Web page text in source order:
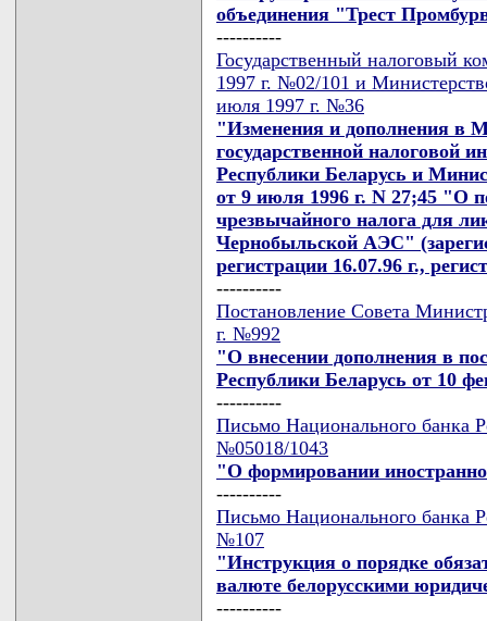
объединения "Трест
----------
Государственный налоговый
1997 г. №02/101 и
июля 1997 г. №36
"Изменения и дополнения в
государственной налоговой
Республики Беларусь и
от 9 июля 1996 г. N 27;45 "О
чрезвычайного налога для
Чернобыльской АЭС"
регистрации 16.07.96 г.,
----------
Постановление Совета
г. №992
"О внесении дополнения в
Республики Беларусь от 10
----------
Письмо Национального банка
№05018/1043
"О формировании
----------
Письмо Национального банка
№107
"Инструкция о порядке
валюте белорусскими
----------